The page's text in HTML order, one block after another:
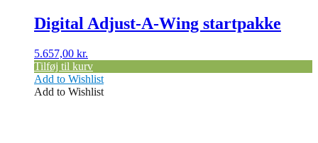
Digital Adjust-A-Wing startpakke
5.657,00 kr.
Tilføj til kurv
Add to Wishlist
Add to Wishlist